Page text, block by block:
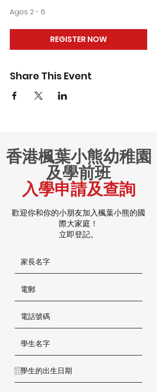
Ages 2 - 6
REGISTER NOW
Share This Event
香港楓葉小熊幼稚園
及學前班
入學申請及查詢
歡迎你和你的小朋友加入楓葉小熊的國
際大家庭！
立即登記。